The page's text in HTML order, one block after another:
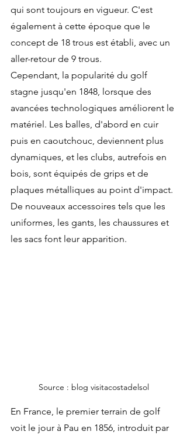
qui sont toujours en vigueur. C'est
également à cette époque que le
concept de 18 trous est établi, avec un
aller-retour de 9 trous.
Cependant, la popularité du golf
stagne jusqu'en 1848, lorsque des
avancées technologiques améliorent le
matériel. Les balles, d'abord en cuir
puis en caoutchouc, deviennent plus
dynamiques, et les clubs, autrefois en
bois, sont équipés de grips et de
plaques métalliques au point d'impact.
De nouveaux accessoires tels que les
uniformes, les gants, les chaussures et
les sacs font leur apparition.
Source : blog visitacostadelsol
En France, le premier terrain de golf
voit le jour à Pau en 1856, introduit par